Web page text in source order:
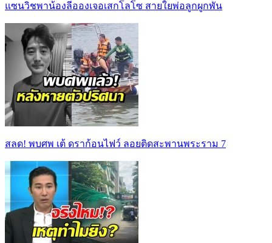
แซนวิชพาน้องลีอองเจอเสกโลโซ สายใยพ่อลูกผูกพัน
สลด! พบศพ เต้ ดราก้อนไฟว์ ลอยติดสะพานพระราม 7